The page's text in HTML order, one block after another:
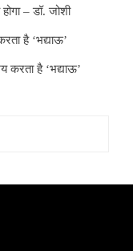
– डॉ. जोशी
है ‘भद्याऊ’
करता है ‘भद्याऊ’